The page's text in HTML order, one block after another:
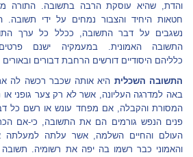
והדת, שהיא עוסקת הרבה בתשובה. התורה
חטאות היחיד והצבור נמחים על ידי תשובה.
נשגבים על דבר התשובה, ככלל כל ערך
התשובה האמונית. במעמקיה ישנם
כלליהם היסודיים דורשים הרחבת דבורים
התשובה השכלית היא אותה שכבר רכשה לה
באה למדרגה העליונה, אשר לא רק צער גופני או
המסורת והקבלה, אם מפחד עונש או רשם כל
פנים הנפש גורמים הם את התשובה, כי-אם
העולם והחיים השלמה, אשר עלתה למעלתה
והאמוני כבר רשמו בה יפה את רשומיה. תשובה